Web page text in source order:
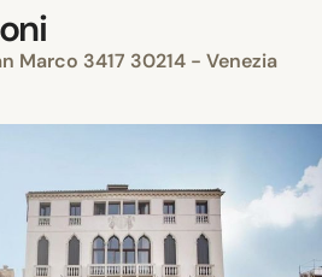
Marco 3417 30214 - Venezia